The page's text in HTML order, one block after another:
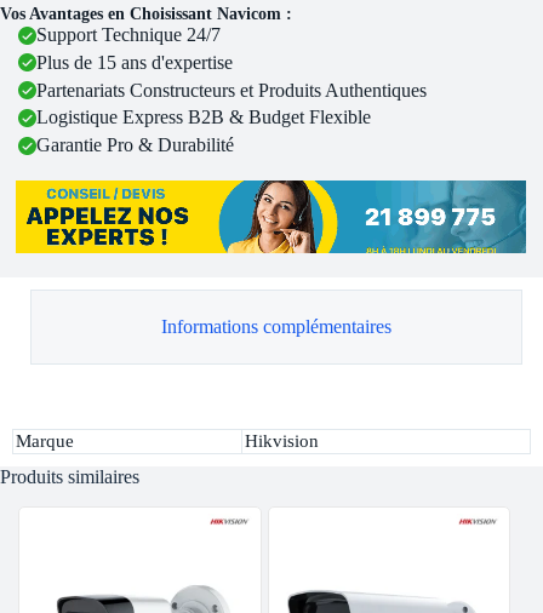
Vos Avantages en Choisissant Navicom :
Support Technique 24/7
Plus de 15 ans d'expertise
Partenariats Constructeurs et Produits Authentiques
Logistique Express B2B & Budget Flexible
Garantie Pro & Durabilité
Informations complémentaires
Marque Hikvision
Produits similaires